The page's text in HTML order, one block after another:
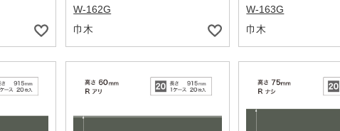
W-162G
巾木
W-163G
巾木